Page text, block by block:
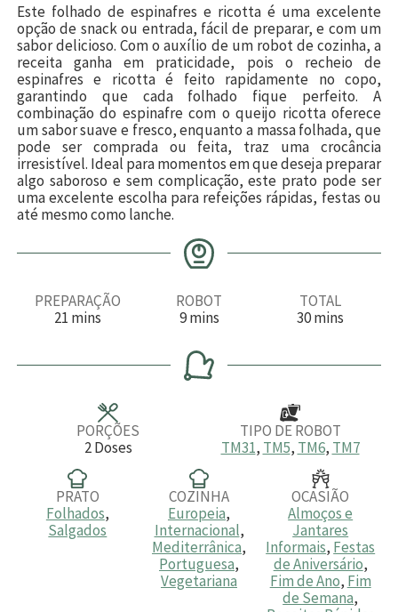
Este folhado de espinafres e ricotta é uma excelente
opção de snack ou entrada, fácil de preparar, e com um
sabor delicioso. Com o auxílio de um robot de cozinha, a
receita ganha em praticidade, pois o recheio de
espinafres e ricotta é feito rapidamente no copo,
garantindo que cada folhado fique perfeito. A
combinação do espinafre com o queijo ricotta oferece
um sabor suave e fresco, enquanto a massa folhada, que
pode ser comprada ou feita, traz uma crocância
irresistível. Ideal para momentos em que deseja preparar
algo saboroso e sem complicação, este prato pode ser
uma excelente escolha para refeições rápidas, festas ou
até mesmo como lanche.
PREPARAÇÃO
21m
u
mins
ROBOT
9m
n
u
t
mins
TOTAL
30m
u
mins
PORÇÕES
2 Doses
TIPO DE ROBOT
TM31, TM5, TM6, TM7
PRATO
Folhados,
Salgados
COZINHA
Europeia,
Internacional,
Mediterrânica,
Portuguesa,
Vegetariana
OCASIÃO
Almoços e
Jantares
Informais, Festas
de Aniversário,
Fim de Ano, Fim
de Semana,